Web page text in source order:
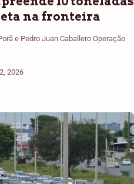
na fronteira
e Pedro Juan Caballero Operação
2026